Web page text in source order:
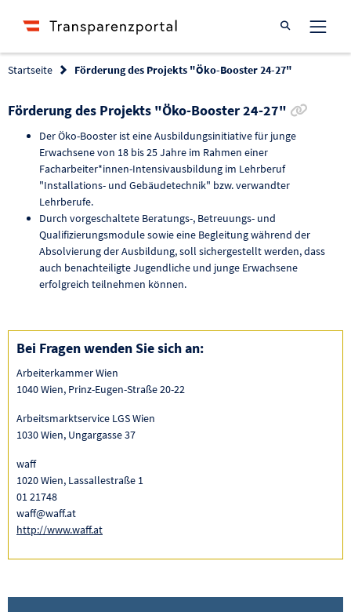
Suche öffnen
Startseite Förderung des Projekts "Öko-Booster 24-27"
Förderung des Projekts "Öko-Booster 24-27"
Der Öko-Booster ist eine Ausbildungsinitiative für junge
Erwachsene von 18 bis 25 Jahre im Rahmen einer
Facharbeiter*innen-Intensivausbildung im Lehrberuf
"Installations- und Gebäudetechnik" bzw. verwandter
Lehrberufe.
Durch vorgeschaltete Beratungs-, Betreuungs- und
Qualifizierungsmodule sowie eine Begleitung während der
Absolvierung der Ausbildung, soll sichergestellt werden, dass
auch benachteiligte Jugendliche und junge Erwachsene
erfolgreich teilnehmen können.
Bei Fragen wenden Sie sich an:
Arbeiterkammer Wien
1040 Wien, Prinz-Eugen-Straße 20-22
Arbeitsmarktservice LGS Wien
1030 Wien, Ungargasse 37
waff
1020 Wien, Lassallestraße 1
01 21748
waff@waff.at
http://www.waff.at